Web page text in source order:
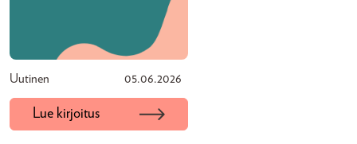
Uutinen 05.06.2026
Lue kirjoitus